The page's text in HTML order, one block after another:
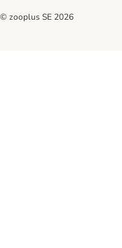
© zooplus SE 2026